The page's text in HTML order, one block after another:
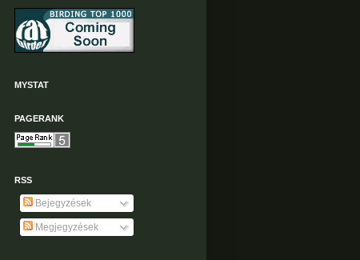
MYSTAT
PAGERANK
RSS
Bejegyzések
Megjegyzések